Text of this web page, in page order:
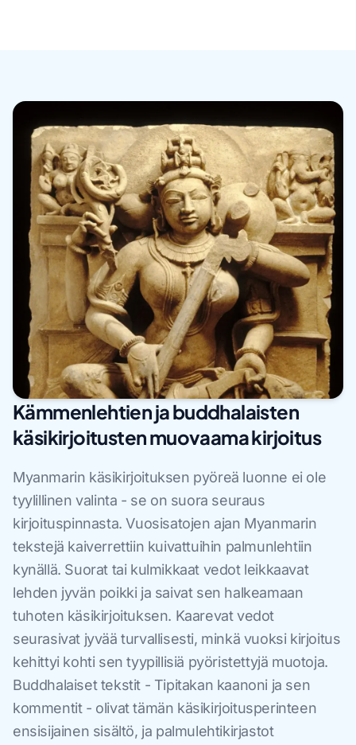
Kämmenlehtien ja buddhalaisten
käsikirjoitusten muovaama kirjoitus
Myanmarin käsikirjoituksen pyöreä luonne ei ole
tyylillinen valinta - se on suora seuraus
kirjoituspinnasta. Vuosisatojen ajan Myanmarin
tekstejä kaiverrettiin kuivattuihin palmunlehtiin
kynällä. Suorat tai kulmikkaat vedot leikkaavat
lehden jyvän poikki ja saivat sen halkeamaan
tuhoten käsikirjoituksen. Kaarevat vedot
seurasivat jyvää turvallisesti, minkä vuoksi kirjoitus
kehittyi kohti sen tyypillisiä pyöristettyjä muotoja.
Buddhalaiset tekstit - Tipitakan kaanoni ja sen
kommentit - olivat tämän käsikirjoitusperinteen
ensisijainen sisältö, ja palmulehtikirjastot